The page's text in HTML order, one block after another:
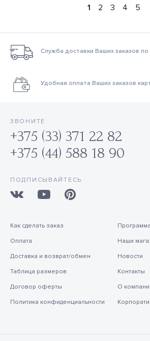
1 2 3 4 5
Служба доставки Ваших заказов по
Удобная оплата Ваших заказов
ЗВОНИТЕ
+375 (33) 371 22 82
+375 (44) 588 18 90
ПОДПИСЫВАЙТЕСЬ
Как сделать заказ
Оплата
Доставка и возврат/обмен
Таблица размеров
Договор оферты
Политика конфиденциальности
Наши
Новости
Контакты
О